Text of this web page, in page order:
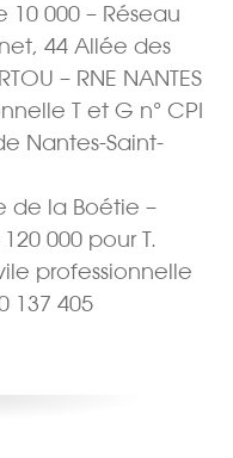
000 – Réseau
44 Allée des
– RNE NANTES
T et G n° CPI
Nantes-Saint-
de la Boétie –
000 pour T.
professionnelle
137 405